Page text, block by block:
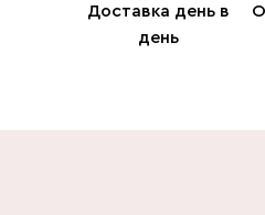
Доставка день в
день